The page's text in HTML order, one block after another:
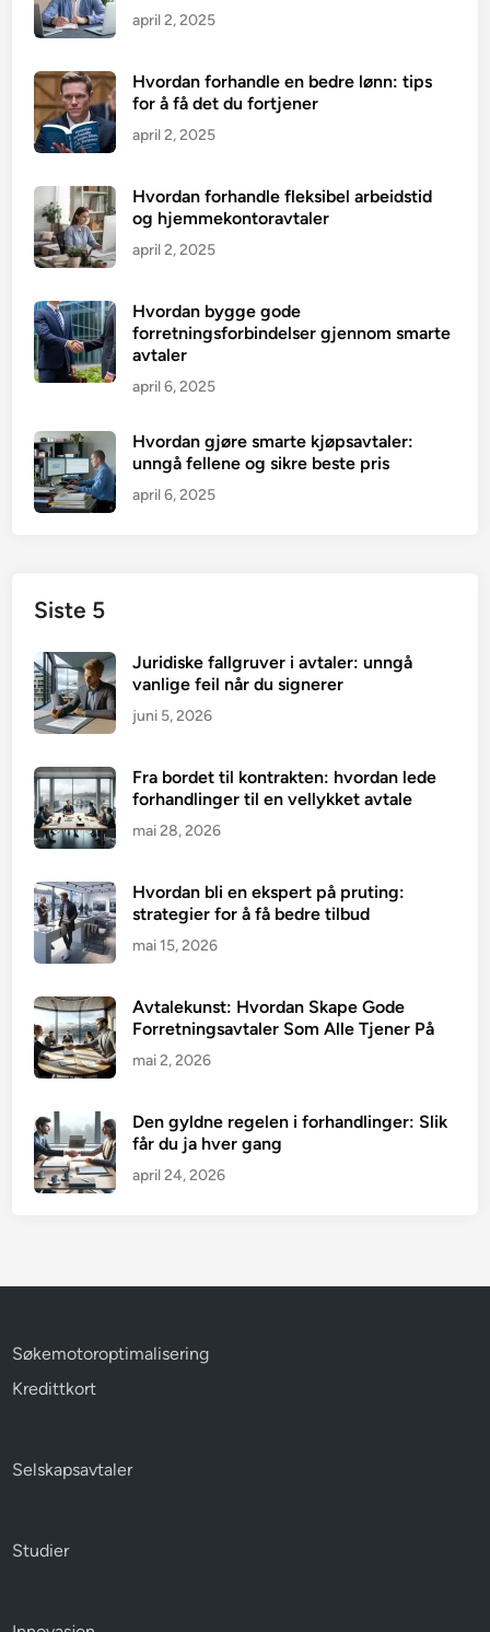
april 2, 2025
Hvordan forhandle en bedre lønn: tips
for å få det du fortjener
april 2, 2025
Hvordan forhandle fleksibel arbeidstid
og hjemmekontoravtaler
april 2, 2025
Hvordan bygge gode
forretningsforbindelser gjennom smarte
avtaler
april 6, 2025
Hvordan gjøre smarte kjøpsavtaler:
unngå fellene og sikre beste pris
april 6, 2025
Siste 5
Juridiske fallgruver i avtaler: unngå
vanlige feil når du signerer
juni 5, 2026
Fra bordet til kontrakten: hvordan lede
forhandlinger til en vellykket avtale
mai 28, 2026
Hvordan bli en ekspert på pruting:
strategier for å få bedre tilbud
mai 15, 2026
Avtalekunst: Hvordan Skape Gode
Forretningsavtaler Som Alle Tjener På
mai 2, 2026
Den gyldne regelen i forhandlinger: Slik
får du ja hver gang
april 24, 2026
Søkemotoroptimalisering
Kredittkort
Selskapsavtaler
Studier